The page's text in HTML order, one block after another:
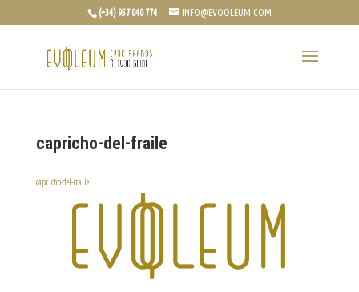
(+34) 957 040 774 INFO@EVOOLEUM.COM
capricho-del-fraile
capricho-del-fraile